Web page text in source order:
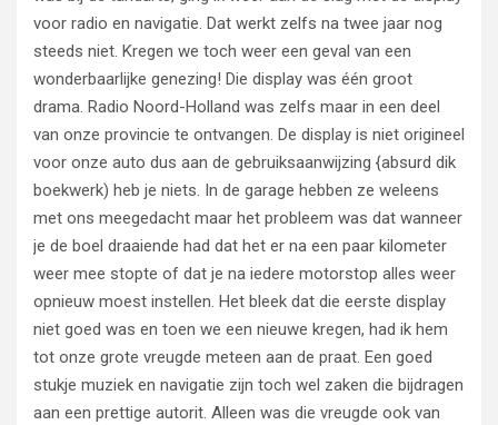
voor radio en navigatie. Dat werkt zelfs na twee jaar nog
steeds niet. Kregen we toch weer een geval van een
wonderbaarlijke genezing! Die display was één groot
drama. Radio Noord-Holland was zelfs maar in een deel
van onze provincie te ontvangen. De display is niet origineel
voor onze auto dus aan de gebruiksaanwijzing {absurd dik
boekwerk) heb je niets. In de garage hebben ze weleens
met ons meegedacht maar het probleem was dat wanneer
je de boel draaiende had dat het er na een paar kilometer
weer mee stopte of dat je na iedere motorstop alles weer
opnieuw moest instellen. Het bleek dat die eerste display
niet goed was en toen we een nieuwe kregen, had ik hem
tot onze grote vreugde meteen aan de praat. Een goed
stukje muziek en navigatie zijn toch wel zaken die bijdragen
aan een prettige autorit. Alleen was die vreugde ook van